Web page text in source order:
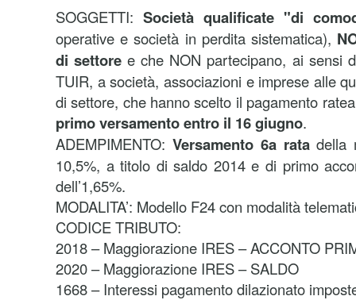
SOGGETTI: Società qualificate "di
operative e società in perdita sistematica),
di settore e che NON partecipano, ai sensi
TUIR, a società, associazioni e imprese alle
di settore, che hanno scelto il pagamento
primo versamento entro il 16 giugno.
ADEMPIMENTO: Versamento 6a ratadella
10,5%, a titolo di saldo 2014 e di primo
dell’1,65%.
MODALITA’: Modello F24 con modalità
CODICE TRIBUTO:
2018 – Maggiorazione IRES – ACCONTO
2020 – Maggiorazione IRES – SALDO
1668 – Interessi pagamento dilazionato